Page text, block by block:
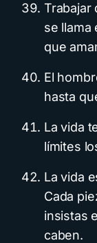
Trabajar
se llama
que
El
hasta
La vida
límites
La vida
Cada
insistas
caben.